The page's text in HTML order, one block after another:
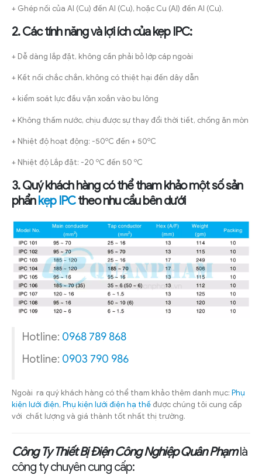
+ Ghép nối của Al (Cu) đến Al (Cu), hoặc Cu (Al) đến Al (Cu).
2. Các tính năng và lợi ích của kẹp IPC:
+ Dễ dàng lắp đặt, không cần phải bỏ lớp cáp ngoài
+ Kết nối chắc chắn, không có thiệt hại đến dây dẫn
+ kiểm soát lực đầu vặn xoắn vào bu lông
+ Không thấm nước, chịu được sự thay đổi thời tiết, chống ăn mòn
+ Nhiệt độ hoạt động: -50oC đến + 50oC
+ Nhiệt độ Lắp đặt: -20 oC đến 50 oC
3. Quý khách hàng có thể tham khảo một số sản
phẩnkẹp IPCtheo nhu cầu bên dưới
Hotline: 0968 789 868
Hotline: 0903 790 986
Ngoài ra quý khách hàng có thể tham khảo thêm danh mục: Phụ
kiện lưới điện, Phụ kiện lưới điện hạ thế được chúng tôi cung cấp
với chất lượng và giá thành tốt nhất thị trường.
Công Ty Thiết Bị Điện Công Nghiệp Quân Phạmlà
công ty chuyên cung cấp: